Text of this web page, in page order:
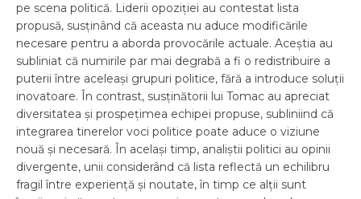
pe scena politică. Liderii opoziției au contestat lista
propusă, susținând că aceasta nu aduce modificările
necesare pentru a aborda provocările actuale. Aceștia au
subliniat că numirile par mai degrabă a fi o redistribuire a
puterii între aceleași grupuri politice, fără a introduce soluții
inovatoare. În contrast, susținătorii lui Tomac au apreciat
diversitatea și prospețimea echipei propuse, subliniind că
integrarea tinerelor voci politice poate aduce o viziune
nouă și necesară. În același timp, analiștii politici au opinii
divergente, unii considerând că lista reflectă un echilibru
fragil între experiență și noutate, în timp ce alții sunt